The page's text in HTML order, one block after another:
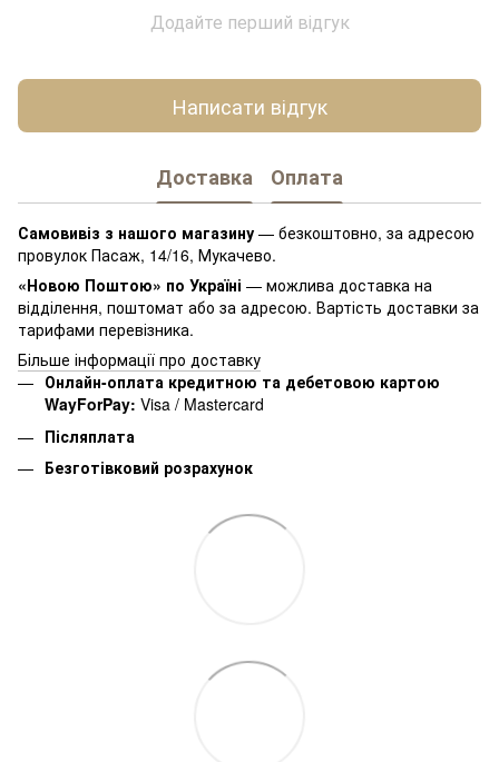
Додайте перший відгук
Написати відгук
Доставка Оплата
Самовивіз з нашого магазину — безкоштовно, за адресою
провулок Пасаж, 14/16, Мукачево.
«Новою Поштою» по Україні — можлива доставка на
відділення, поштомат або за адресою. Вартість доставки за
тарифами перевізника.
Більше інформації про доставку
Онлайн-оплата кредитною та дебетовою картою
WayForPay: Visa / Mastercard
Післяплата
Безготівковий розрахунок